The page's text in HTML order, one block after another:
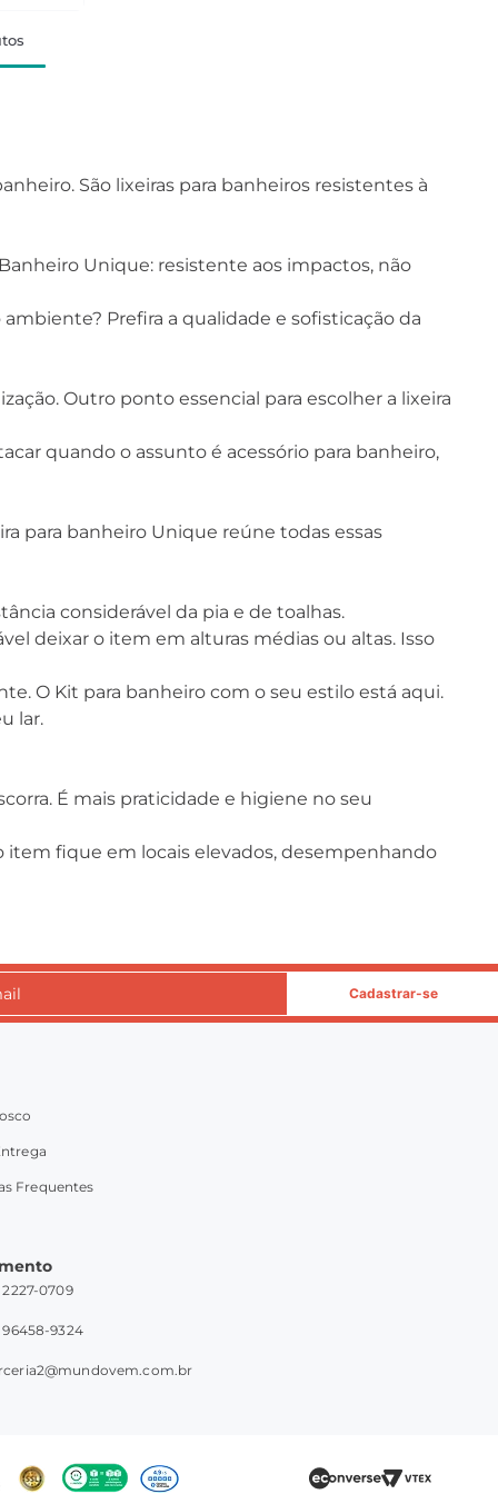
São lixeiras para banheiros resistentes à
Unique: resistente aos impactos, não
Prefira a qualidade e sofisticação da
Outro ponto essencial para escolher a lixeira
quando o assunto é acessório para banheiro,
para banheiro Unique reúne todas essas
considerável da pia e de toalhas.
deixar o item em alturas médias ou altas. Isso
O Kit para banheiro com o seu estilo está aqui.
lar.
É mais praticidade e higiene no seu
item fique em locais elevados, desempenhando
Cadastrar-se
Frequentes
2227-0709
96458-9324